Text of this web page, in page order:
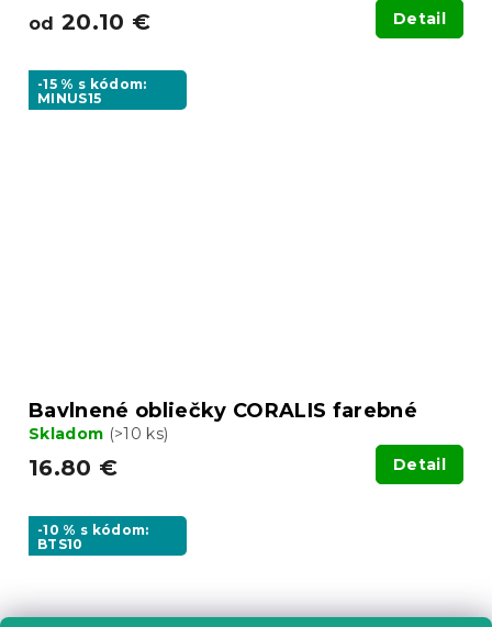
od 20.10 € Detail
-15 % s kódom:
MINUS15
Bavlnené obliečky CORALIS farebné
Skladom (>10 ks)
16.80 € Detail
-10 % s kódom:
BTS10